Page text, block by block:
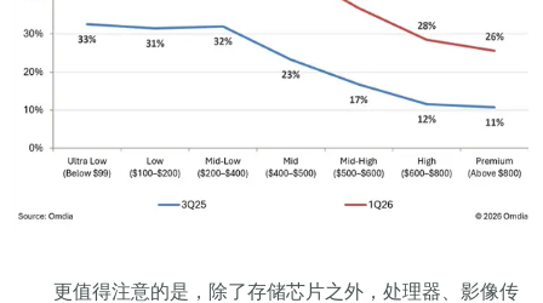
更值得注意的是，除了存储芯片之外，处理器、影像传